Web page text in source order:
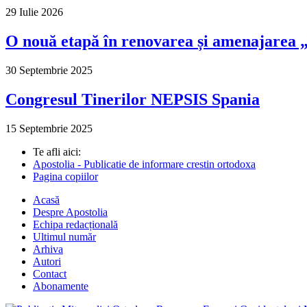
29 Iulie 2026
O nouă etapă în renovarea și
30 Septembrie 2025
Congresul Tinerilor NEPSIS Spania
15 Septembrie 2025
Te afli aici:
Apostolia - Publicatie de informare crestin ortodoxa
Pagina copiilor
Acasă
Despre Apostolia
Echipa redacțională
Ultimul număr
Arhiva
Autori
Contact
Abonamente